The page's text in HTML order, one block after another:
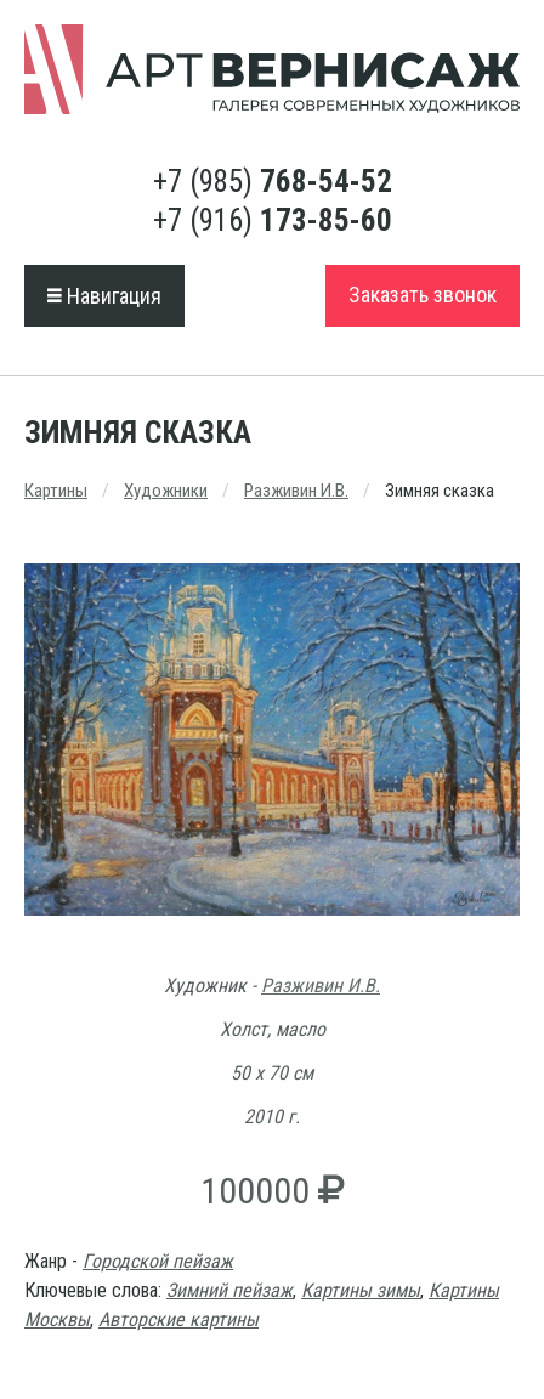
+7 (985) 768-54-52
+7 (916) 173-85-60
Навигация Заказать звонок
ЗИМНЯЯ СКАЗКА
Картины Художники Разживин И.В. Зимняя сказка
Художник - Разживин И.В.
Холст, масло
50 х 70 см
2010 г.
100000
Жанр - Городской пейзаж
Ключевые слова: Зимний пейзаж, Картины зимы, Картины
Москвы, Авторские картины